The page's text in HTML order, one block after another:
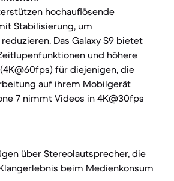
hochauflösende
Stabilisierung, um
Das Galaxy S9 bietet
und höhere
für diejenigen, die
auf ihrem Mobilgerät
7 nimmt Videos in 4K@30fps
über Stereolautsprecher, die
beim Medienkonsum